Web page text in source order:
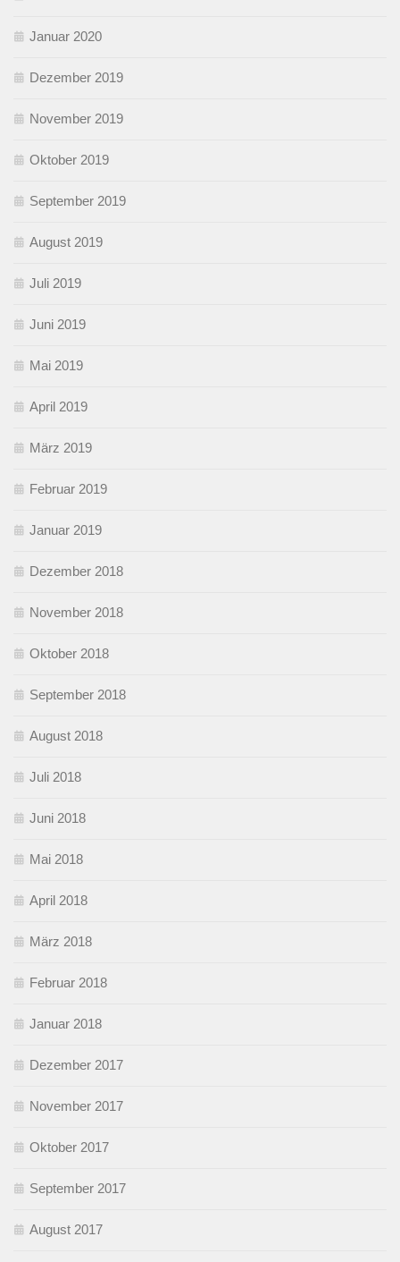
Januar 2020
Dezember 2019
November 2019
Oktober 2019
September 2019
August 2019
Juli 2019
Juni 2019
Mai 2019
April 2019
März 2019
Februar 2019
Januar 2019
Dezember 2018
November 2018
Oktober 2018
September 2018
August 2018
Juli 2018
Juni 2018
Mai 2018
April 2018
März 2018
Februar 2018
Januar 2018
Dezember 2017
November 2017
Oktober 2017
September 2017
August 2017